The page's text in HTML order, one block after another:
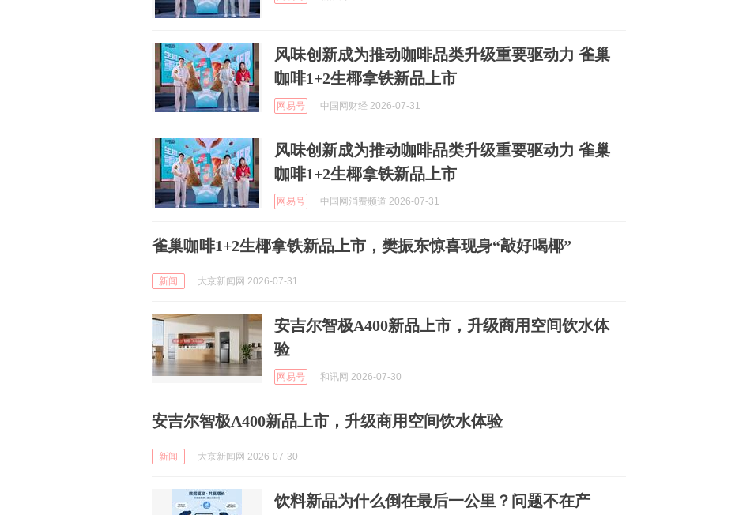
风味创新成为推动咖啡品类升级重要驱动力 雀巢
咖啡1+2生椰拿铁新品上市
网易号 中国网财经 2026-07-31
风味创新成为推动咖啡品类升级重要驱动力 雀巢
咖啡1+2生椰拿铁新品上市
网易号 中国网消费频道 2026-07-31
雀巢咖啡1+2生椰拿铁新品上市，樊振东惊喜现身“敲好喝椰”
新闻 大京新闻网 2026-07-31
安吉尔智极A400新品上市，升级商用空间饮水体
验
网易号 和讯网 2026-07-30
安吉尔智极A400新品上市，升级商用空间饮水体验
新闻 大京新闻网 2026-07-30
饮料新品为什么倒在最后一公里？问题不在产